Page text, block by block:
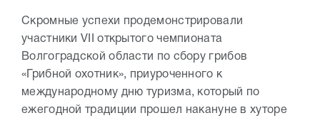
Скромные успехи продемонстрировали
участники VII открытого чемпионата
Волгоградской области по сбору грибов
«Грибной охотник», приуроченного к
международному дню туризма, который по
ежегодной традиции прошел накануне в хуторе